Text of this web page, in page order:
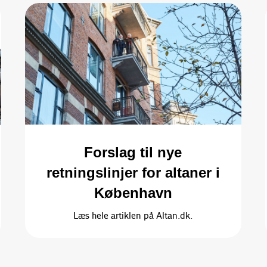
Forslag til nye
retningslinjer for altaner i
København
Læs hele artiklen på Altan.dk.